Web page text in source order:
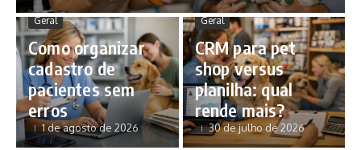
Geral
Como organizar
cadastro de
pacientes sem
erros
1 de agosto de 2026
Geral
CRM para pet
shop versus
planilha: qual
rende mais?
30 de julho de 2026